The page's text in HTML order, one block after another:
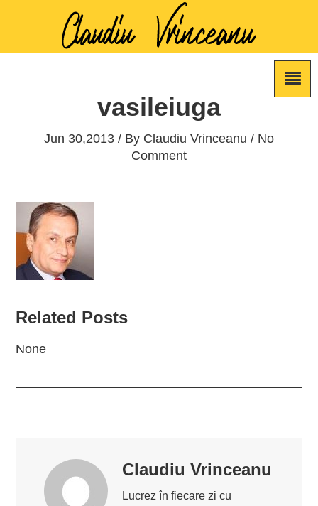
vasileiuga
Jun 30,2013 / By Claudiu Vrinceanu / No
Comment
Related Posts
None
Claudiu Vrinceanu
Lucrez în fiecare zi cu